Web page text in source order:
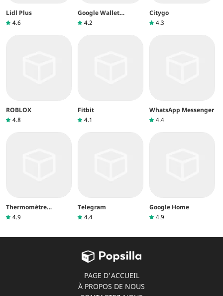
Lidl Plus
4.6
Google Wallet
(Google Pay)
4.2
Citygo
4.3
ROBLOX
4.8
Fitbit
4.1
WhatsApp Messenger
4.4
Thermomètre
intérieur
4.9
Telegram
4.4
Google Home
4.9
PAGE D'ACCUEIL
À PROPOS DE NOUS